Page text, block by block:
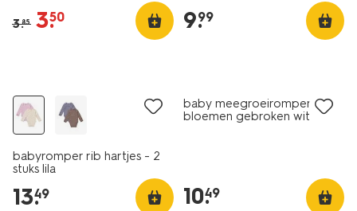
3.85 3.
50 9.
99
babyromper rib hartjes - 2
stuks lila
13.
49
baby meegroeiromper rib
bloemen gebroken wit
10.
49